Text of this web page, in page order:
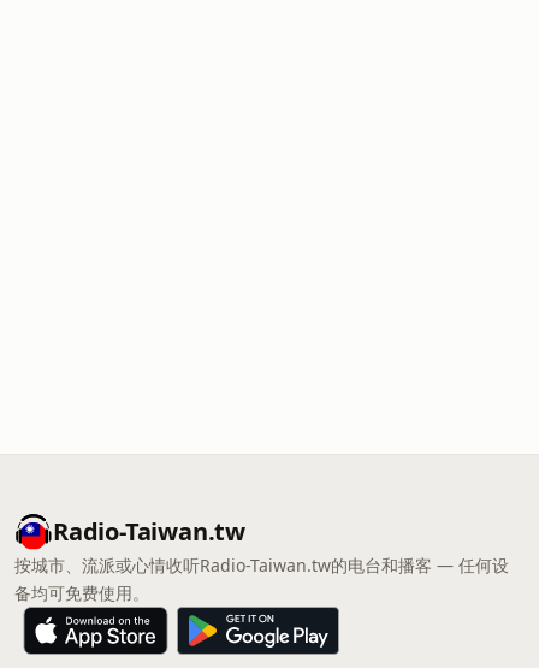
Radio-Taiwan.tw
按城市、流派或心情收听Radio-Taiwan.tw的电台和播客 — 任何设
备均可免费使用。